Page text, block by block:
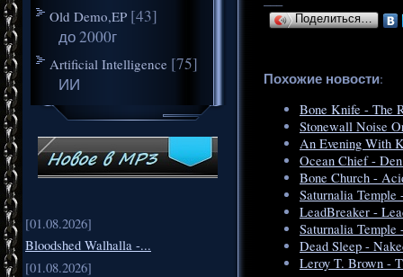
Old Demo,EP [43]
до 2000г
Artificial Intelligence [75]
ИИ
[01.08.2026]
Bloodshed Walhalla -...
[01.08.2026]
Поделиться…
Похожие новости:
Bone Knife - The
Stonewall Noise
An Evening With
Ocean Chief -
Bone Church -
Saturnalia
LeadBreaker -
Saturnalia Temple
Dead Sleep -
Leroy T. Brown -